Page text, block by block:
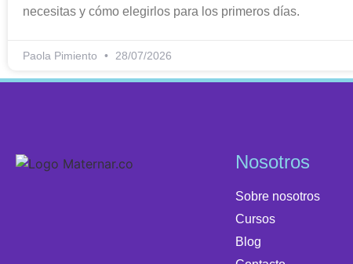
necesitas y cómo elegirlos para los primeros días.
Paola Pimiento 28/07/2026
Nosotros
Sobre nosotros
Cursos
Blog